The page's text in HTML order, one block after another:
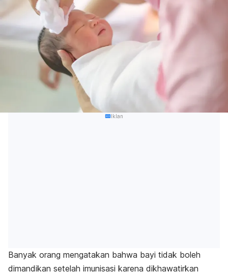
Iklan
Banyak orang mengatakan bahwa bayi tidak boleh
dimandikan setelah imunisasi karena dikhawatirkan